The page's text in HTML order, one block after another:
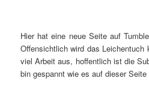
Hier hat eine neue Seite auf
Offensichtlich wird das
viel Arbeit aus, hoffentlich ist die
bin gespannt wie es auf dieser Seite